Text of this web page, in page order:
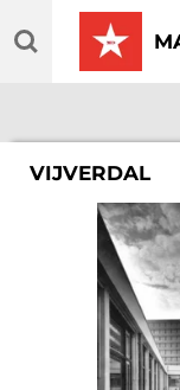
direct
VIJVERDAL